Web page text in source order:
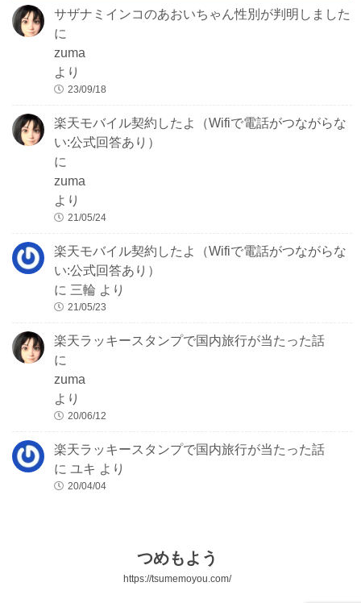
サザナミインコのあおいちゃん性別が判明しました
に
zuma
より
23/09/18
楽天モバイル契約したよ（Wifiで電話がつながらな
い:公式回答あり）
に
zuma
より
21/05/24
楽天モバイル契約したよ（Wifiで電話がつながらな
い:公式回答あり）
に三輪 より
21/05/23
楽天ラッキースタンプで国内旅行が当たった話
に
zuma
より
20/06/12
楽天ラッキースタンプで国内旅行が当たった話
にユキ より
20/04/04
つめもよう
https://tsumemoyou.com/